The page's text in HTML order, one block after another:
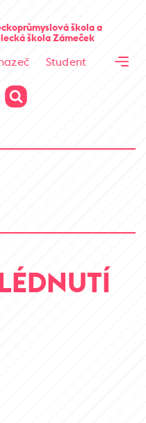
školaa
školaZámeček
Student